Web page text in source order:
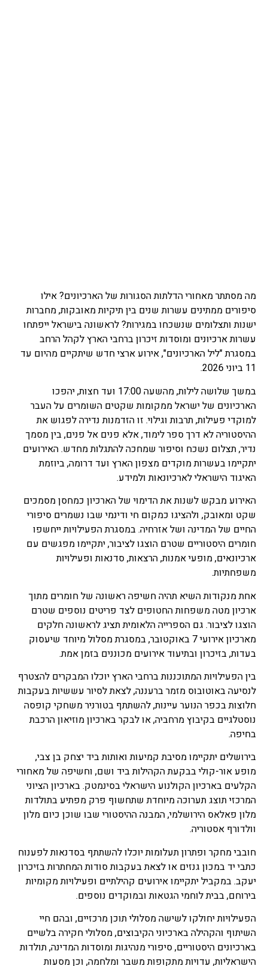
מה מסתתר מאחורי הדלתות הסגורות של הארכיונים? אילו
סיפורים ממתינים עשרות שנים בין תיקיות מאובקות, מחברות
ישנות ותצלומים שנשכחו במגירות? לראשונה בישראל ייפתחו
עשרות ארכיונים ומוסדות זיכרון ברחבי הארץ לקהל הרחב
במסגרת "ליל הארכיונים", אירוע ארצי חדש שיתקיים מהיום עד
11 ביוני 2026.
במשך שלושה לילות, מהשעה 17:00 ועד חצות, יהפכו
הארכיונים של ישראל ממקומות שקטים השומרים על העבר
למוקדי פעילות, תרבות וגילוי. זו הזדמנות נדירה לפגוש את
ההיסטוריה לא דרך ספר לימוד, אלא פנים אל פנים, בין מסמך
נדיר, תצלום נשכח וסיפור שמחכה להתגלות מחדש. האירועים
יתקיימו בעשרות מוקדים מצפון הארץ ועד דרומה, ביוזמת
האיגוד הישראלי לארכיונאות ולמידע.
האירוע מבקש לשנות את הדימוי של הארכיון כמחסן מסמכים
שקט ומאובק, ולהציגו כמקום חי ודינמי שבו נשמרים סיפורי
החיים של המדינה ושל אזרחיה. במסגרת הפעילויות ייחשפו
חומרים היסטוריים שטרם הוצגו לציבור, יתקיימו מפגשים עם
ארכיונאים, מופעי אמנות, הרצאות, סדנאות ופעילויות
משפחתיות.
אחת מנקודות השיא תהיה חשיפה ראשונה של חומרים מתוך
ארכיון מטה משפחות החטופים לצד פריטים נוספים שטרם
הוצגו לציבור. גם הספרייה הלאומית תציג לראשונה חלקים
מארכיון אירועי 7 באוקטובר, במסגרת מסלול מיוחד שיעסוק
בעדות, בזיכרון ובתיעוד אירועים מכוננים בזמן אמת.
בין הפעילויות המתוכננות ברחבי הארץ יוכלו המבקרים להצטרף
לנסיעה באוטובוס מזמר ברעננה, לצאת לסיור עששיות בעקבות
חלוצות בכפר הנוער עיינות, להשתתף בטורניר משחקי קופסה
נוסטלגיים בקיבוץ מרחביה, או לבקר בארכיון מוזיאון הרכבת
בחיפה.
בירושלים יתקיימו מסיבת קמיעות ואותות ביד יצחק בן צבי,
מופע אור-קולי בבקעת הקהילות ביד ושם, וחשיפה של מאחורי
הקלעים בארכיון הקולנוע הישראלי בסינמטק. בארכיון הציוני
המרכזי תוצג תערוכה מיוחדת שתחשוף פרק מפתיע בתולדות
מלון פאלאס הירושלמי, המבנה ההיסטורי שבו שוכן כיום מלון
וולדורף אסטוריה.
חובבי מחקר ופתרון תעלומות יוכלו להשתתף בסדנאות לפענוח
כתבי יד במכון גנזים או לצאת בעקבות סודות המחתרות בזיכרון
יעקב. במקביל יתקיימו אירועים קהילתיים ופעילויות מקומיות
בירוחם, בבית לוחמי הגטאות ובמוקדים נוספים.
הפעילויות יחולקו לשישה מסלולי תוכן מרכזיים, ובהם חיי
השיתוף והקהילה בארכיוני הקיבוצים, מסלולי חקירה בלשיים
בארכיונים היסטוריים, סיפורי מנהיגות ומוסדות המדינה, תולדות
הישראליות, עדויות מתקופות משבר ומלחמה, וכן מסעות